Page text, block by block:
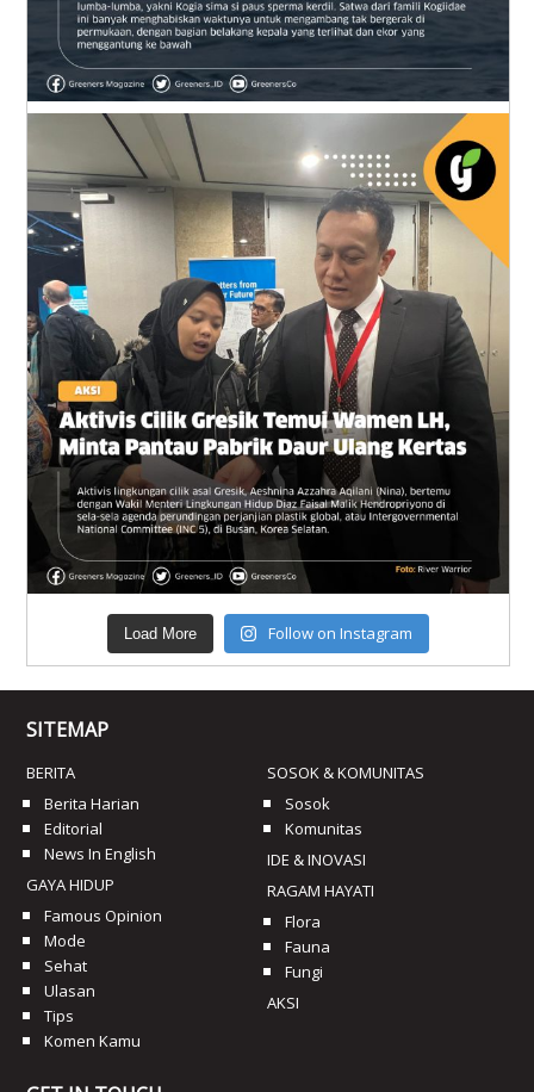
Load More Follow on Instagram
SITEMAP
BERITA
Berita Harian
Editorial
News In English
GAYA HIDUP
Famous Opinion
Mode
Sehat
Ulasan
Tips
Komen Kamu
SOSOK & KOMUNITAS
Sosok
Komunitas
IDE & INOVASI
RAGAM HAYATI
Flora
Fauna
Fungi
AKSI